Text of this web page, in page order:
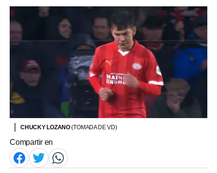
CHUCKY LOZANO(TOMADA DE VD)
Compartir en